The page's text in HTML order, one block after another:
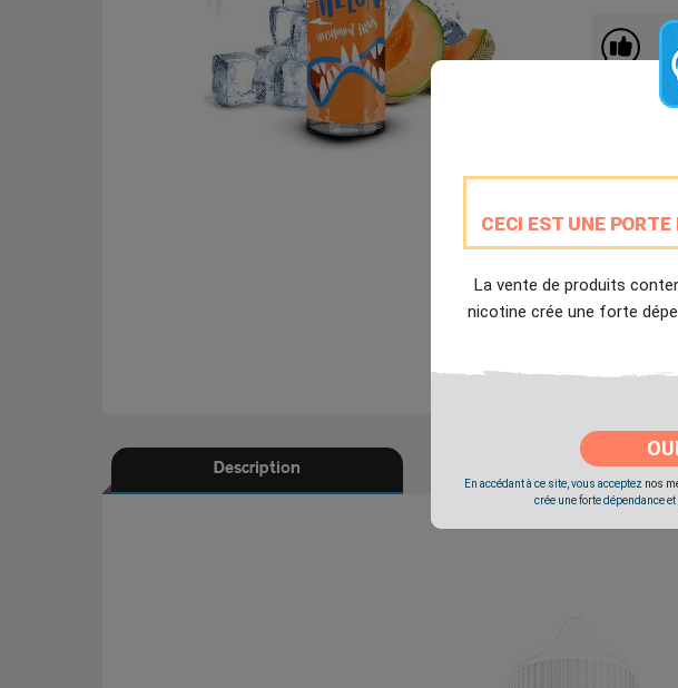
CECI EST UNE
La vente de produits
nicotine crée une forte
OUI
En accédant à ce site, vous acceptez nos
crée une forte dépendance
Description